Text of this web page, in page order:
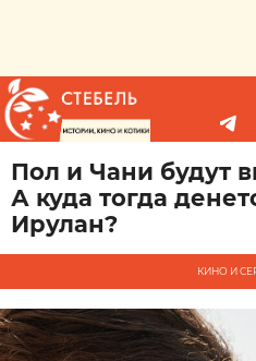
Пол и Чани будут
А куда тогда
Ирулан?
КИНО И